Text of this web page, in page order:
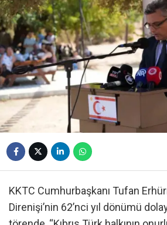
KKTC Cumhurbaşkanı Tufan
Direnişi’nin 62’nci yıl dönümü